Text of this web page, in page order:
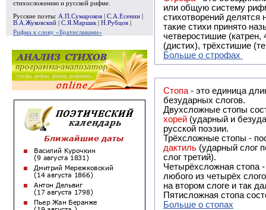
стихосложению и русской рифме.
Русские поэты: А.П.Сумароков С.А.Есенин
В.А.Жуковский
С.Я.Маршак Н.Рубцов
Рифма к слову «Братиславами»
или общую систему рифм, и регулярно или периодически
стихотворений делятся на строфы и т.о. являются строфическими.
такие стихи принято называть астрофическими. Самая популярная строфа в русской поэзии -
четверостишие
(дистих), трёхстишие
Больше о строфах
Стопа - это единица
безударных слогов.
Двухсложные стопы
хорей (ударный и
русской поэзии.
Трёхсложные стопы -
дактиль (ударный слог
слог третий).
Четырёхсложная стопа
любого из четырёх
на втором слоге и так
Пятисложная стопа
Больше о стопах